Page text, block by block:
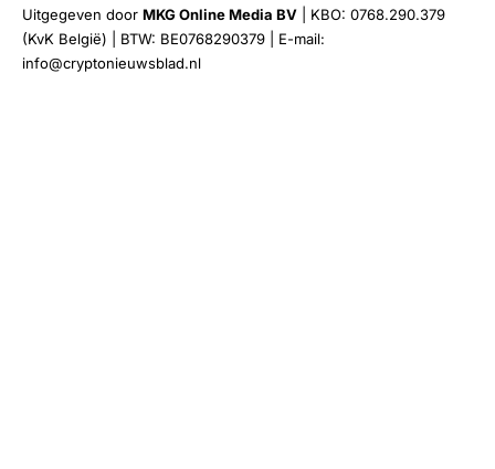
Uitgegeven door MKG Online Media BV | KBO: 0768.290.379
(KvK België) | BTW: BE0768290379 | E-mail:
info@cryptonieuwsblad.nl